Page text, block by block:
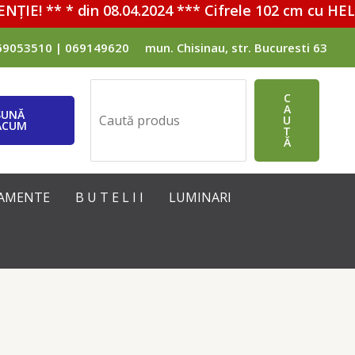
** * din 08.04.2024 *** Cifrele 102 cm cu HELIU
| 069149620 mun. Chisinau, str. Bucuresti 63
C
A
U
T
Ă
B U T E L I I LUMINARI